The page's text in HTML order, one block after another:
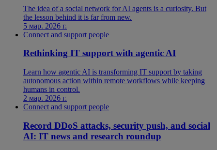
The idea of a social network for AI agents is a curiosity. But
the lesson behind it is far from new.
5 мар. 2026 г.
Connect and support people
Rethinking IT support with agentic AI
Learn how agentic AI is transforming IT support by taking
autonomous action within remote workflows while keeping
humans in control.
2 мар. 2026 г.
Connect and support people
Record DDoS attacks, security push, and social
AI: IT news and research roundup